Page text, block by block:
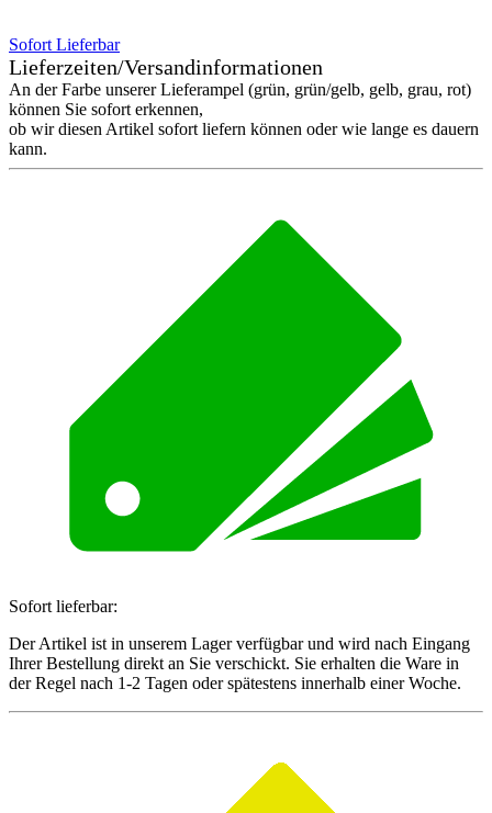
Sofort Lieferbar
Lieferzeiten/Versandinformationen
An der Farbe unserer Lieferampel (grün, grün/gelb, gelb, grau, rot)
können Sie sofort erkennen,
ob wir diesen Artikel sofort liefern können oder wie lange es dauern
kann.
Sofort lieferbar:
Der Artikel ist in unserem Lager verfügbar und wird nach Eingang
Ihrer Bestellung direkt an Sie verschickt. Sie erhalten die Ware in
der Regel nach 1-2 Tagen oder spätestens innerhalb einer Woche.